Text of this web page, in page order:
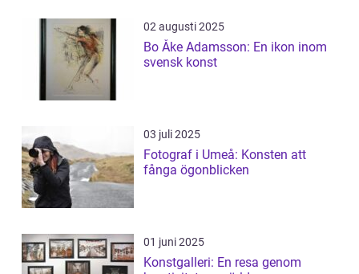
02 augusti 2025
Bo Åke Adamsson: En ikon inom
svensk konst
03 juli 2025
Fotograf i Umeå: Konsten att
fånga ögonblicken
01 juni 2025
Konstgalleri: En resa genom